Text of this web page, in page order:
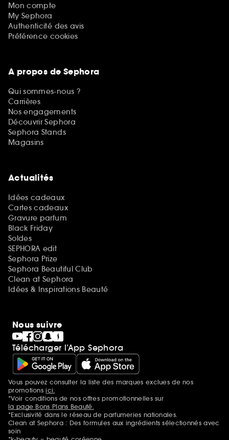
Mon compte
My Sephora
Authenticité des avis
Préférence cookies
A propos de Sephora
Qui sommes-nous ?
Carrières
Nos engagements
Découvrir Sephora
Sephora Stands
Magasins
Actualités
Idées cadeaux
Cartes cadeaux
Gravure parfum
Black Friday
Soldes
SEPHORA edit
Sephora Prize
Sephora Beautiful Club
Clean at Sephora
Idées & Inspirations Beauté
Nous suivre
Télécharger l’App Sephora
Mentions additionnelles
Vous pouvez consulter la liste des marques exclues de nos
promotionsici.
*Voir conditions de nos offres promotionnelles sur
la page Bons Plans Beauté.
*Exclusivité dans le réseau de parfumeries nationales.
Clean at Sephora : Des formules aux ingrédients sélectionnés avec
soin